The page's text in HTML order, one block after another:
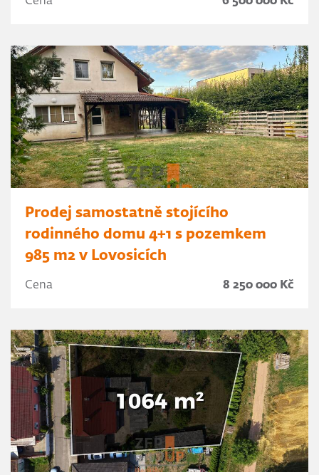
Prodej samostatně stojícího
rodinného domu 4+1 s pozemkem
985 m2 v Lovosicích
Cena 8 250 000 Kč